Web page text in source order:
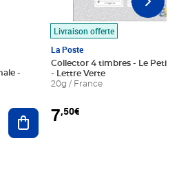
Ajouter au panier
Livraison offerte
La Poste
Collector 4 timbres - Le Petit
- Lettre Verte
20g / France
7,50€